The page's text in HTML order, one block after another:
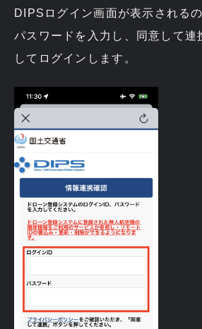
DIPSログイン画面が表示される
パスワードを入力し、同意して連
してログインします。